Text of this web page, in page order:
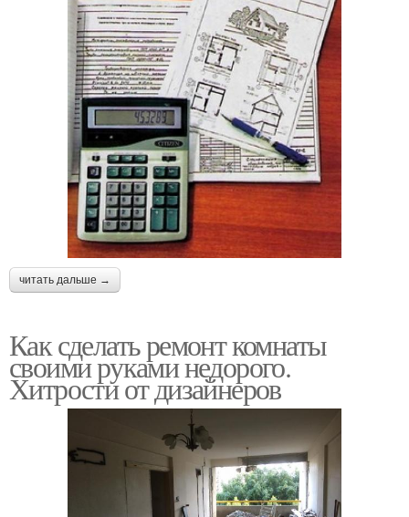
читать дальше →
Как сделать ремонт комнаты
своими руками недорого.
Хитрости от дизайнеров